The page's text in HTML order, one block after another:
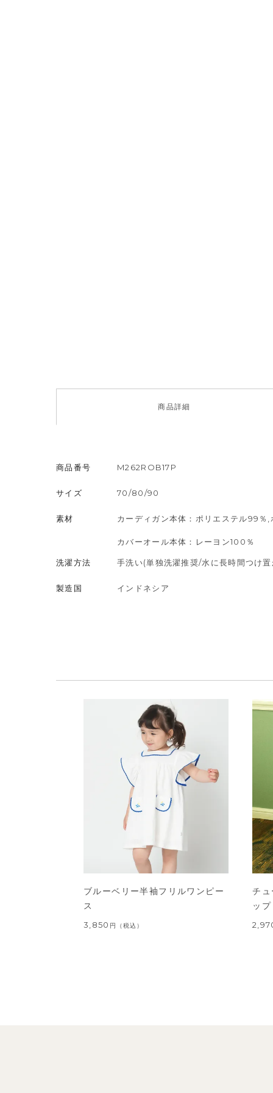
商品詳細
商品番号 M262ROB17P
サイズ 70/80/90
素材 カーディガン本体：ポリエステル99％,
カバーオール本体：レーヨン100％
洗濯方法 手洗い(単独洗濯推奨/水に長時間つけ
製造国 インドネシア
ブルーベリー半袖フリルワンピー
ス
3,850 円 （税込）
チ
ップ